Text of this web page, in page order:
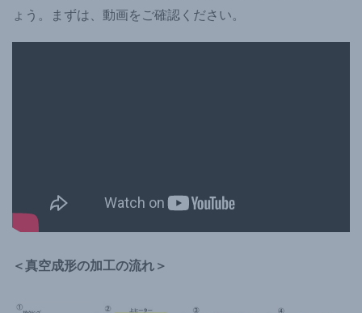
ょう。まずは、動画をご確認ください。
＜真空成形の加工の流れ＞